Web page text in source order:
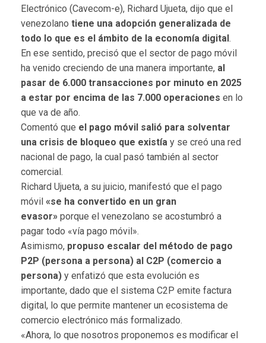
Electrónico (Cavecom-e), Richard Ujueta, dijo que el
venezolano tiene una adopción generalizada de
todo lo que es el ámbito de la economía digital.
En ese sentido, precisó que el sector de pago móvil
ha venido creciendo de una manera importante, al
pasar de 6.000 transacciones por minuto en 2025
a estar por encima de las 7.000 operaciones en lo
que va de año.
Comentó que el pago móvil salió para solventar
una crisis de bloqueo que existía y se creó una red
nacional de pago, la cual pasó también al sector
comercial.
Richard Ujueta, a su juicio, manifestó que el pago
móvil «se ha convertido en un gran
evasor» porque el venezolano se acostumbró a
pagar todo «vía pago móvil».
Asimismo, propuso escalar del método de pago
P2P (persona a persona) al C2P (comercio a
persona) y enfatizó que esta evolución es
importante, dado que el sistema C2P emite factura
digital, lo que permite mantener un ecosistema de
comercio electrónico más formalizado.
«Ahora, lo que nosotros proponemos es modificar el